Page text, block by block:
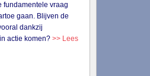
fundamentele vraag
gaan. Blijven de
dankzij
actie komen?>> Lees